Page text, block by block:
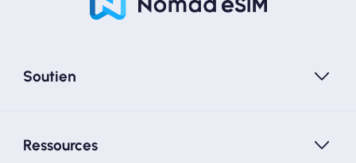
Soutien
Ressources